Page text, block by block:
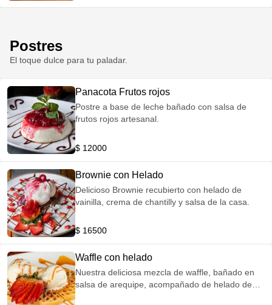
Postres
El toque dulce para tu paladar.
Panacota Frutos rojos
Postre a base de leche bañado con salsa de
frutos rojos artesanal.
$ 12000
Brownie con Helado
Delicioso Brownie recubierto con helado de
vainilla, crema de chantilly y salsa de la casa.
$ 16500
Waffle con helado
Nuestra deliciosa mezcla de waffle, bañado en
salsa de arequipe, acompañado de helado de